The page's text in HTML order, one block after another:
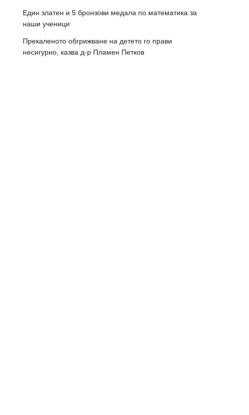
Един златен и 5 бронзови медала по математика за
наши ученици
Прекаленото обгрижване на детето го прави
несигурно, казва д-р Пламен Петков